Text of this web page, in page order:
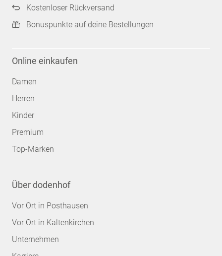
Kostenloser Rückversand
Bonuspunkte auf deine Bestellungen
Online einkaufen
Damen
Herren
Kinder
Premium
Top-Marken
Über dodenhof
Vor Ort in Posthausen
Vor Ort in Kaltenkirchen
Unternehmen